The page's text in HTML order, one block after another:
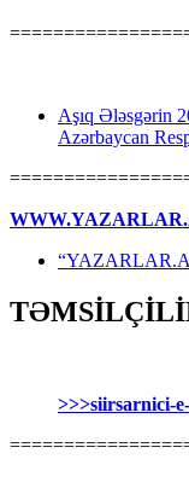
Aşıq Ələsgərin
Azərbaycan
>>>siirsarnici-